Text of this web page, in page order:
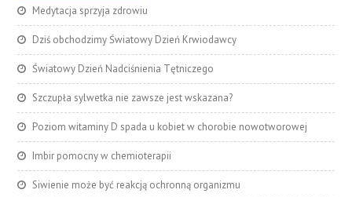
Medytacja sprzyja zdrowiu
Dziś obchodzimy Światowy Dzień Krwiodawcy
Światowy Dzień Nadciśnienia Tętniczego
Szczupła sylwetka nie zawsze jest wskazana?
Poziom witaminy D spada u kobiet w chorobie nowotworowej
Imbir pomocny w chemioterapii
Siwienie może być reakcją ochronną organizmu